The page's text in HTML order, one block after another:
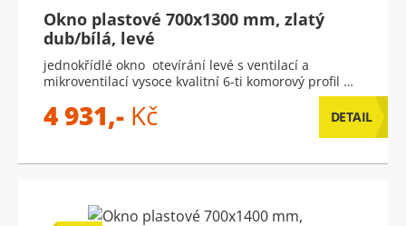
Okno plastové 700x1300 mm, zlatý
dub/bílá, levé
jednokřídlé okno otevírání levé s ventilací a
mikroventilací vysoce kvalitní 6-ti komorový profil …
4 931,- Kč DETAIL